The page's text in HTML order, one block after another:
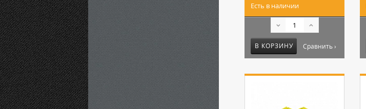
Есть в наличии
В КОРЗИНУ Сравнить ›